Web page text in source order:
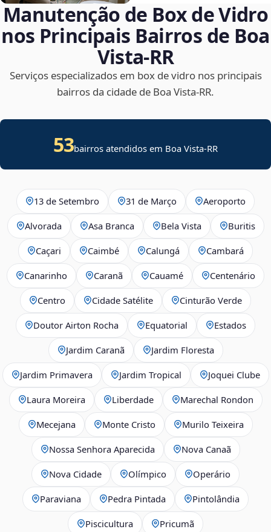
Manutenção de Box de Vidro
nos Principais Bairros de Boa
Vista‑RR
Serviços especializados em box de vidro nos principais
bairros da cidade de Boa Vista‑RR.
53bairros atendidos em Boa Vista-RR
13 de Setembro 31 de Março Aeroporto
Alvorada Asa Branca Bela Vista Buritis
Caçari Caimbé Calungá Cambará
Canarinho Caranã Cauamé Centenário
Centro Cidade Satélite Cinturão Verde
Doutor Airton Rocha Equatorial Estados
Jardim Caranã Jardim Floresta
Jardim Primavera Jardim Tropical Joquei Clube
Laura Moreira Liberdade Marechal Rondon
Mecejana Monte Cristo Murilo Teixeira
Nossa Senhora Aparecida Nova Canaã
Nova Cidade Olímpico Operário
Paraviana Pedra Pintada Pintolândia
Piscicultura Pricumã